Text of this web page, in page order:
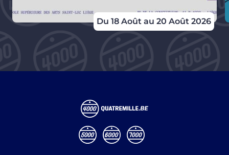
Du 18 Août au 20 Août 2026